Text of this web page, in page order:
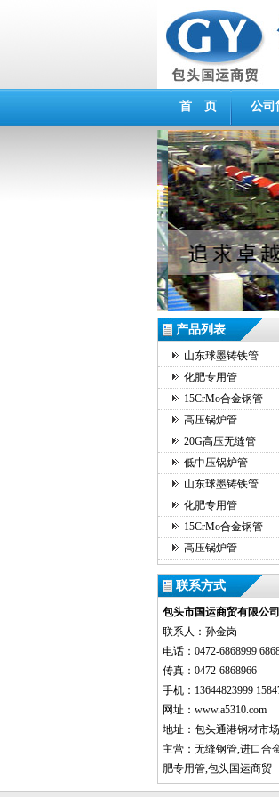
首 页 公司
产品列表
山东球墨铸铁管
化肥专用管
15CrMo合金钢管
高压锅炉管
20G高压无缝管
低中压锅炉管
山东球墨铸铁管
化肥专用管
15CrMo合金钢管
高压锅炉管
联系方式
包头市国运商贸有限公司
联系人：孙金岗
电话：0472-6868999
传真：0472-6868966
手机：13644823999
网址：www.a5310.com
地址：包头通港钢材市场
主营：无缝钢管,进口合
肥专用管,包头国运商贸